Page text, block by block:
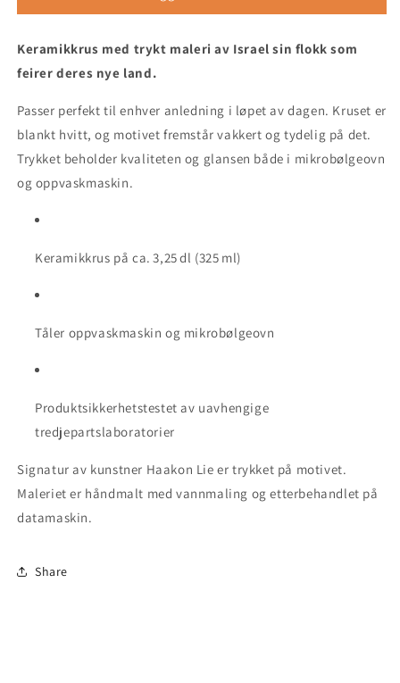
-
(3,25 dl)
-
(3,25 dl)
Keramikkrus med trykt maleri av Israel sin flokk som
feirer deres nye land.
Passer perfekt til enhver anledning i løpet av dagen. Kruset er
blankt hvitt, og motivet fremstår vakkert og tydelig på det.
Trykket beholder kvaliteten og glansen både i mikrobølgeovn
og oppvaskmaskin.
Keramikkrus på ca. 3,25 dl (325 ml)
Tåler oppvaskmaskin og mikrobølgeovn
Produktsikkerhetstestet av uavhengige
tredjepartslaboratorier
Signatur av kunstner Haakon Lie er trykket på motivet.
Maleriet er håndmalt med vannmaling og etterbehandlet på
datamaskin.
Share